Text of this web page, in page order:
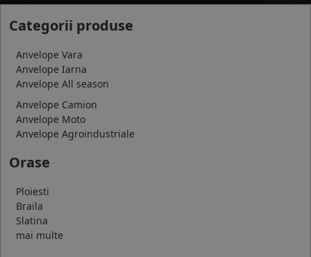
Categorii produse
Anvelope Vara
Anvelope Iarna
Anvelope All season
Anvelope Camion
Anvelope Moto
Anvelope Agroindustriale
Orase
Ploiesti
Braila
Slatina
mai multe